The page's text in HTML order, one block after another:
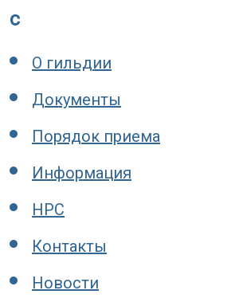
c
О гильдии
Документы
Порядок приема
Информация
НРС
Контакты
Новости